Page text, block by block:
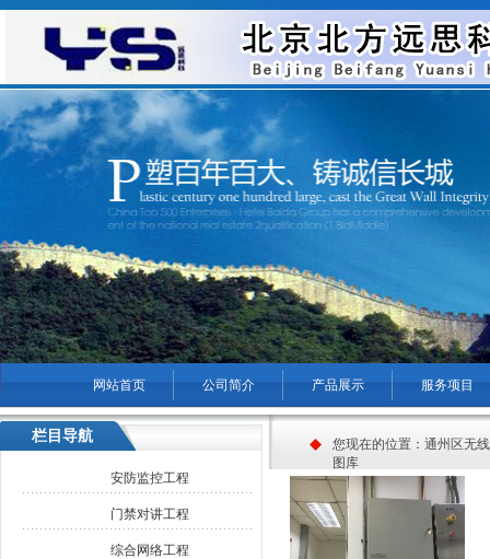
网站首页 公司简介 产品展示
服务项目
菜单名称
您现在的位置： 通州区无
图库
栏目导航
安防监控工程
门禁对讲工程
综合网络工程